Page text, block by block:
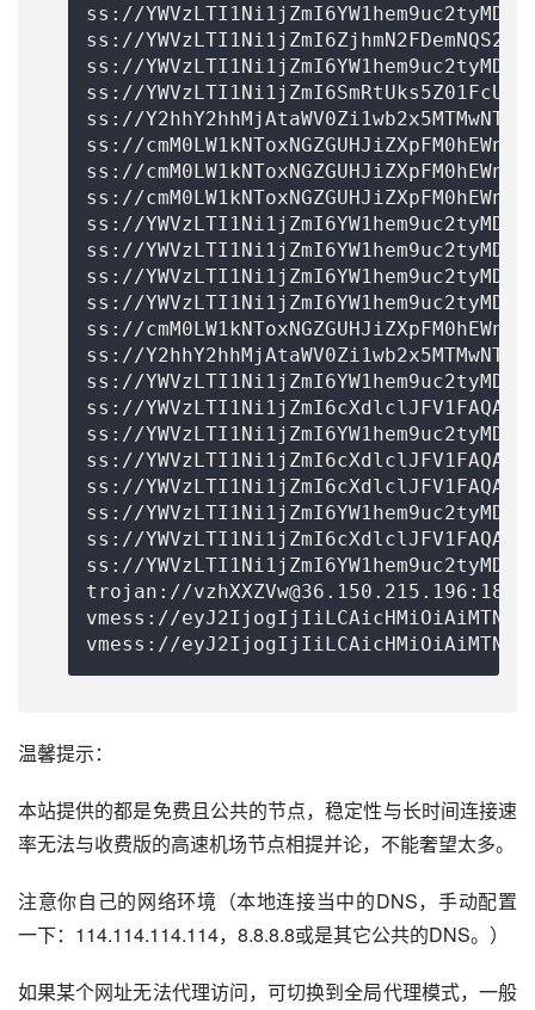
ss://
ss://
ss://
ss://
ss://
ss://
ss://
ss://
ss://
ss://
ss://
ss://
ss://
ss://
ss://
ss://
ss://
ss://
ss://
ss://
ss://
ss://
trojan://vzhXXZVw@36.150.215.196
vmess://
vmess://
温馨提示：
本站提供的都是免费且公共的节点，稳定性与长时间连接速
率无法与收费版的高速机场节点相提并论，不能奢望太多。
注意你自己的网络环境（本地连接当中的DNS，手动配置
一下：114.114.114.114，8.8.8.8或是其它公共的DNS。）
如果某个网址无法代理访问，可切换到全局代理模式，一般